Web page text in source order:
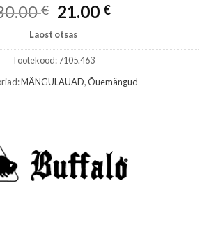
€ Algne
hind
oli:
30.00 €.
21.00 €Praegune
on:
Laost otsas
Tootekood:7105.463
MÄNGULAUAD,Õuemängud